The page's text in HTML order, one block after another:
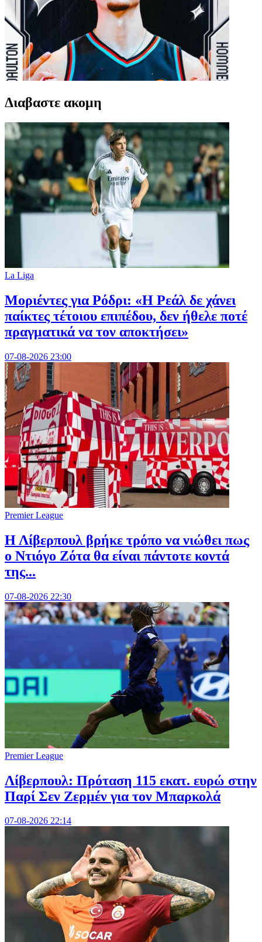
Διαβαστε ακομη
La Liga
Μοριέντες για Ρόδρι: «Η Ρεάλ δε χάνει
παίκτες τέτοιου επιπέδου, δεν ήθελε ποτέ
πραγματικά να τον αποκτήσει»
07-08-2026 23:00
Premier League
Η Λίβερπουλ βρήκε τρόπο να νιώθει πως
ο Ντιόγο Ζότα θα είναι πάντοτε κοντά
της...
07-08-2026 22:30
Premier League
Λίβερπουλ: Πρόταση 115 εκατ. ευρώ στην
Παρί Σεν Ζερμέν για τον Μπαρκολά
07-08-2026 22:14